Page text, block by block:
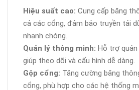
Hiệu suất cao: Cung cấp băng
cả các cổng, đảm bảo truyền tải
nhanh chóng.
Quản lý thông minh: Hỗ trợ quản
giúp theo dõi và cấu hình dễ dàng.
Gộp cổng: Tăng cường băng
cổng, phù hợp cho các hệ thống